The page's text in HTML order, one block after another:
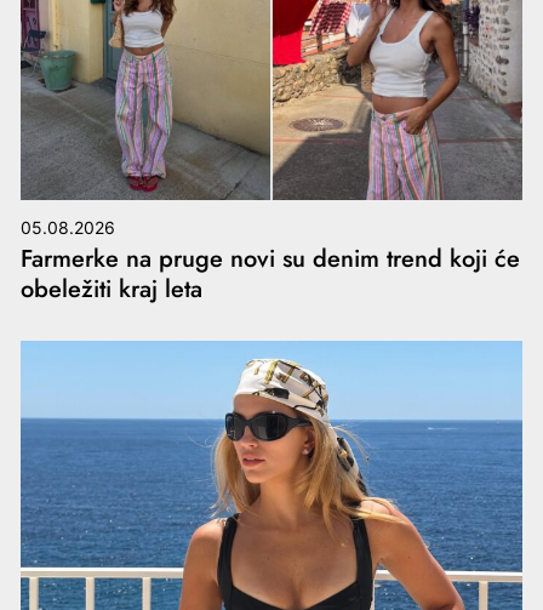
05.08.2026
Farmerke na pruge novi su denim trend koji će
obeležiti kraj leta